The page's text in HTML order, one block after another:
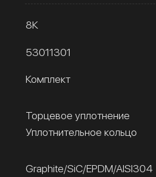
8К
53011301
Комплект
Торцевое уплотнение
Уплотнительное кольцо
Graphite/SiC/EPDM/AISI304